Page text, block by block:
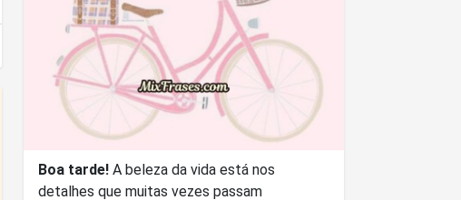
Boa tarde! A beleza da vida está nos
detalhes que muitas vezes passam